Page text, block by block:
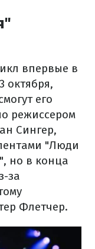
впервые в
октября,
его
режиссером
Сингер,
"Люди
но в конца
за
Флетчер.